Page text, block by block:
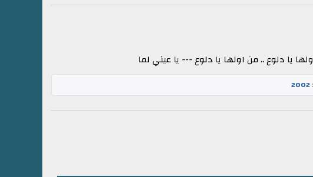
يا دلوع .. من اولها يا دلوع --- يا عيني لما
2002